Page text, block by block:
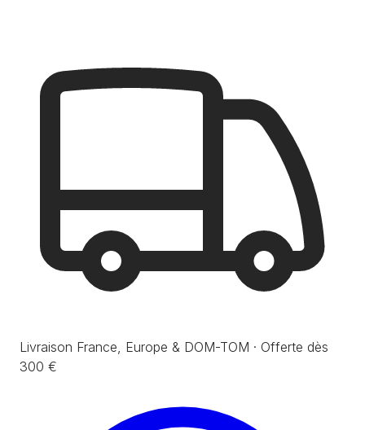
Livraison France, Europe & DOM-TOM · Offerte dès
300 €